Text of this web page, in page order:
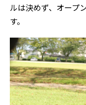
ルは決めず、オープ
す。